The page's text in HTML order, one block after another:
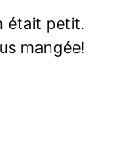
était petit.
mangée!